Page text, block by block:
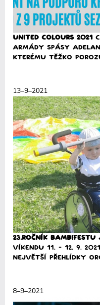
United Colours 2021
Armády spásy
kterému těžko
13–9–2021
23.ročník
víkendu 11. - 12. 9.
největší přehlídky
8–9–2021